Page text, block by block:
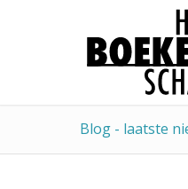
Blog - laatste